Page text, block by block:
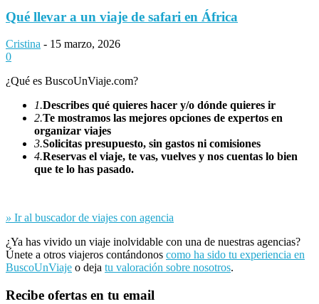
Qué llevar a un viaje de safari en África
Cristina - 15 marzo, 2026
0
¿Qué es BuscoUnViaje.com?
1.Describes qué quieres hacer y/o dónde quieres ir
2.Te mostramos las mejores opciones de expertos en
organizar viajes
3.Solicitas presupuesto, sin gastos ni comisiones
4.Reservas el viaje, te vas, vuelves y nos cuentas lo bien
que te lo has pasado.
» Ir al buscador de viajes con agencia
¿Ya has vivido un viaje inolvidable con una de nuestras agencias?
Únete a otros viajeros contándonos como ha sido tu experiencia en
BuscoUnViaje o deja tu valoración sobre nosotros.
Recibe ofertas en tu email